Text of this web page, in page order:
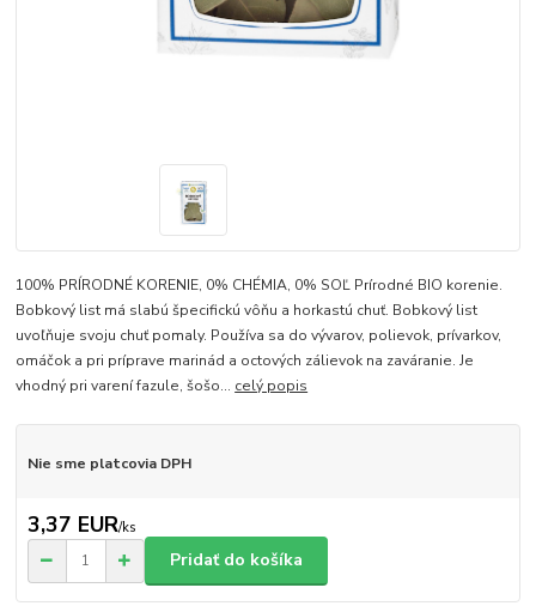
100% PRÍRODNÉ KORENIE, 0% CHÉMIA, 0% SOĽ Prírodné BIO korenie.
Bobkový list má slabú špecifickú vôňu a horkastú chuť. Bobkový list
uvoľňuje svoju chuť pomaly. Používa sa do vývarov, polievok, prívarkov,
omáčok a pri príprave marinád a octových zálievok na zaváranie. Je
vhodný pri varení fazule, šošo... celý popis
Nie sme platcovia DPH
3,37 EUR/ks
Pridať do košíka